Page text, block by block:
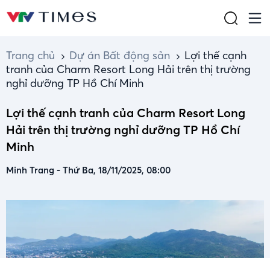
Trang chủ Dự án Bất động sản
Lợi thế cạnh
tranh của Charm Resort Long Hải trên thị trường
nghỉ dưỡng TP Hồ Chí Minh
Lợi thế cạnh tranh của Charm Resort Long
Hải trên thị trường nghỉ dưỡng TP Hồ Chí
Minh
Minh Trang - Thứ Ba, 18/11/2025, 08:00